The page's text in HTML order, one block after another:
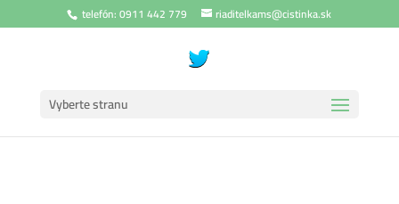
telefón: 0911 442 779 riaditelkams@cistinka.sk
Vyberte stranu